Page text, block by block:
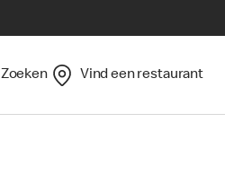
Zoeken Vind een restaurant